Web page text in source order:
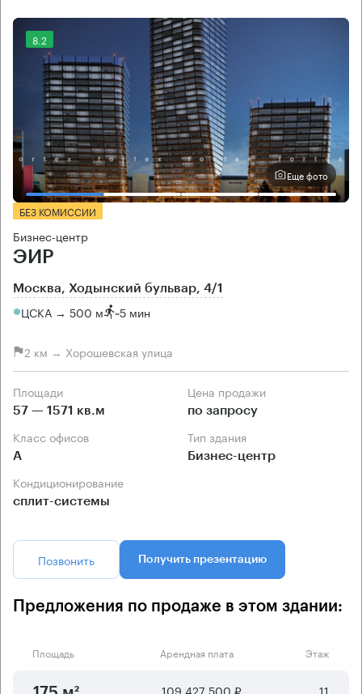
8.2
Еще фото
БЕЗ КОМИССИИ
Бизнес-центр
ЭИР
Москва, Ходынский бульвар, 4/1
ЦСКА → 500 м ~5 мин
2 км → Хорошевская улица
Площади
57 — 1571 кв.м
Цена продажи
по запросу
Класс офисов
А
Тип здания
Бизнес-центр
Кондиционирование
сплит-системы
Позвонить Получить презентацию
Предложения по продаже в этом здании:
Площадь Арендная плата Этаж
109 427 500 ₽ 11